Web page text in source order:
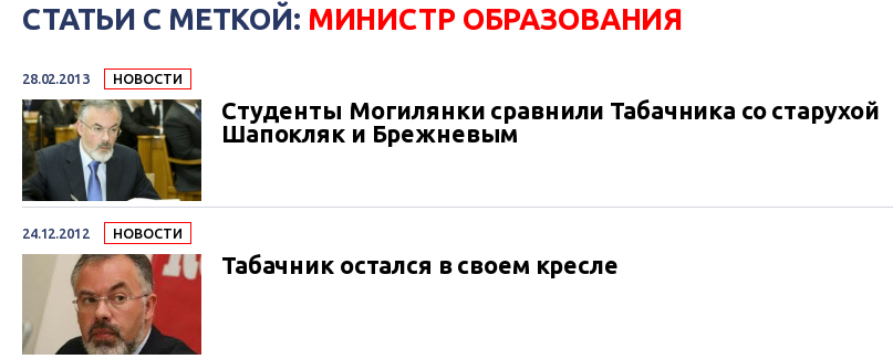
СТАТЬИ С МЕТКОЙ: МИНИСТР ОБРАЗОВАНИЯ
28.02.2013 НОВОСТИ
Студенты Могилянки сравнили Табачника со старухой
Шапокляк и Брежневым
24.12.2012 НОВОСТИ
Табачник остался в своем кресле